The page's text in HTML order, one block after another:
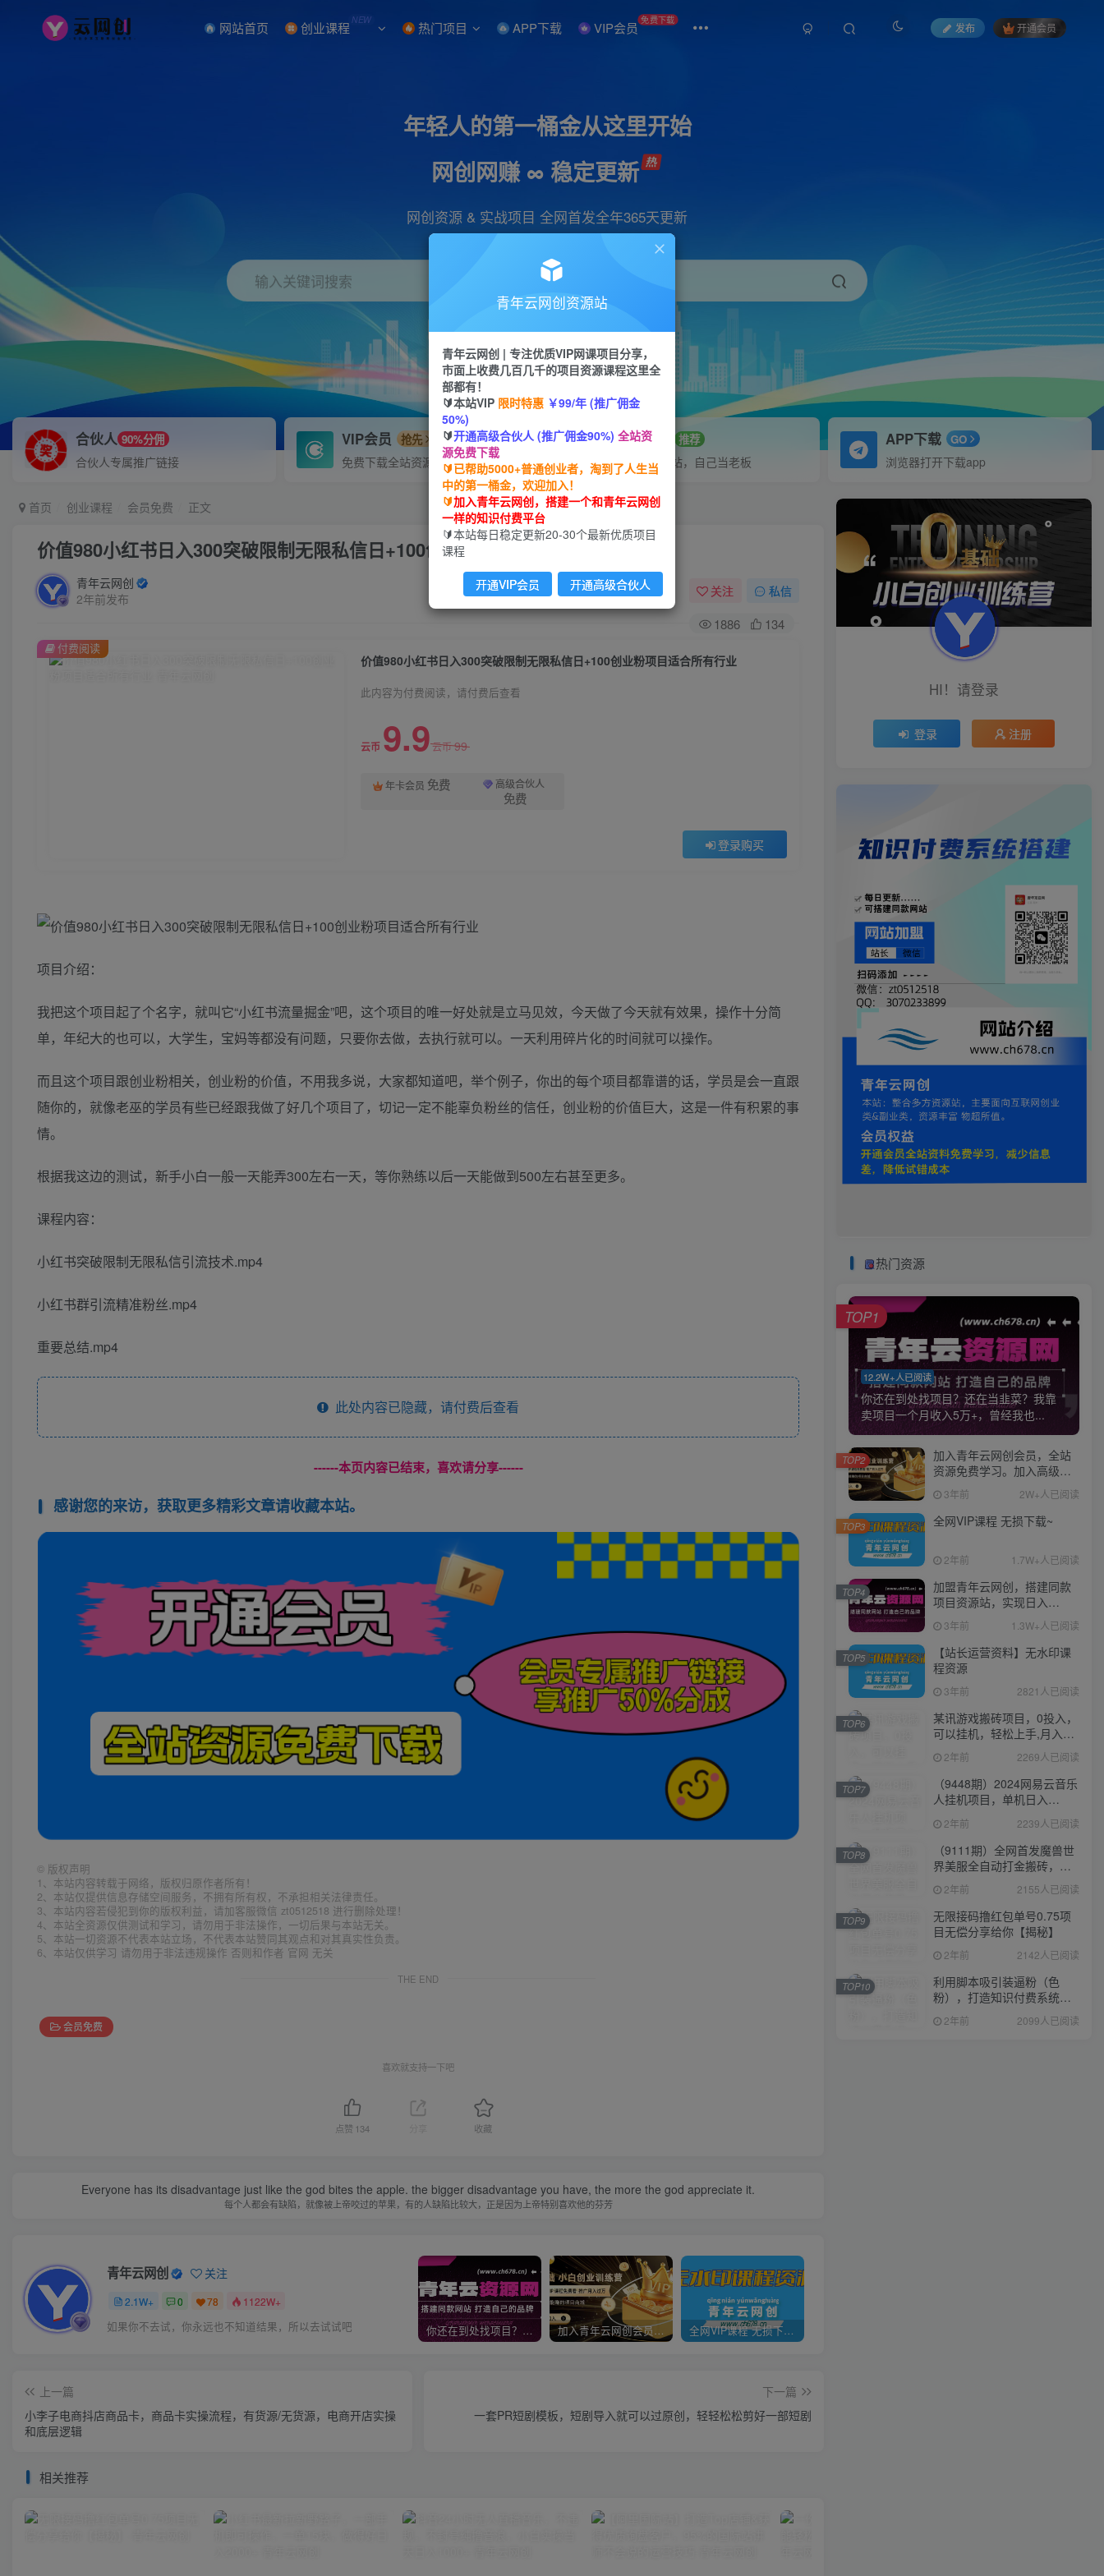
网站首页 创业课程 NEW 热门项目 APP下载 VIP会员 免费下载
发布 开通会员
年轻人的第一桶金从这里开始
网创网赚 ∞ 稳定更新
网创资源 & 实战项目 全网首发全年365天更新
输入关键词搜索
项目 引流 抖音 短视频 剪辑 会员
合伙人 90%分佣
合伙人专属推广链接
VIP会员 抢先
免费下载全站资源
招募站长 推荐
搭建同款网站，自己当老板
APP下载 GO
浏览器打开下载app
首页 创业课程 会员免费 正文
价值980小红书日入300突破限制无限私信日+100创业粉项目适合所有行业
青年云网创
2年前发布
关注 私信
1886 134
价值980小红书日入300突破限制无限私信日+100创业粉项目适合所有行业
此内容为付费阅读，请付费后查看
云币 9.9云币99
年卡会员 免费 高级合伙人
免费
登录购买
付费阅读
项目介绍：
我把这个项目起了个名字，就叫它“小红书流量掘金”吧，这个项目的唯一好处就是立马见效，今天做了今天就有效果，操作十分简
单，年纪大的也可以，大学生，宝妈等都没有问题，只要你去做，去执行就可以。一天利用碎片化的时间就可以操作。
而且这个项目跟创业粉相关，创业粉的价值，不用我多说，大家都知道吧，举个例子，你出的每个项目都靠谱的话，学员是会一直跟
随你的，就像老巫的学员有些已经跟我做了好几个项目了，切记一定不能辜负粉丝的信任，创业粉的价值巨大，这是一件有积累的事
情。
根据我这边的测试，新手小白一般一天能弄300左右一天，等你熟练以后一天能做到500左右甚至更多。
课程内容：
小红书突破限制无限私信引流技术.mp4
小红书群引流精准粉丝.mp4
重要总结.mp4
此处内容已隐藏，请付费后查看
------本页内容已结束，喜欢请分享------
感谢您的来访，获取更多精彩文章请收藏本站。
© 版权声明
1、本站内容转载于网络，版权归原作者所有！
2、本站仅提供信息存储空间服务，不拥有所有权，不承担相关法律责任。
3、本站内容若侵犯到你的版权利益，请加客服微信 zt0512518 进行删除处理！
4、本站全资源仅供测试和学习，请勿用于非法操作，一切后果与本站无关。
5、本站一切资源不代表本站立场，不代表本站赞同其观点和对其真实性负责。
6、本站仅供学习 请勿用于非法违规操作 否则和作者 官网 无关
THE END
会员免费
喜欢就支持一下吧
点赞 134 收藏
Everyone has its disadvantage just like the god bites the apple. the bigger disadvantage you have, the more the god appreciate it.
每个人都会有缺陷，就像被上帝咬过的苹果，有的人缺陷比较大，正是因为上帝特别喜欢他的芬芳
青年云网创 关注
2.1W+ 0 78 1122W+
如果你不去试，你永远也不知道结果，所以去试试吧 你还在到处找项目？还在当韭菜？我靠卖项目一个月收入5万+，曾经我也是个失败者。 加入青年云网创会员，全站资源免费学习。加入高级合伙人，推广日入1000+ 全网VIP课程 无损下载~
上一篇
小李子电商抖店商品卡，商品卡实操流程，有货源/无货源，电商开店实操
和底层逻辑
下一篇
一套PR短剧模板，短剧导入就可以过原创，轻轻松松剪好一部短剧
相关推荐
HI！请登录
登录 注册
热门资源
12.2W+人已阅读
你还在到处找项目？还在当韭菜？我靠
卖项目一个月收入5万+，曾经我也...
TOP1
加入青年云网创会员，全站
资源免费学习。加入高级合
伙人，推广日入1000+
3年前 2W+人已阅读
TOP2
全网VIP课程 无损下载~
2年前 1.7W+人已阅读
TOP3
加盟青年云网创，搭建同款
项目资源站，实现日入
2000+
3年前 1.3W+人已阅读
TOP4
【站长运营资料】无水印课
程资源
3年前 2821人已阅读
TOP5
某讯游戏搬砖项目，0投入，
可以挂机，轻松上手,月入
3000+上不封顶
2年前 2269人已阅读
TOP6
（9448期）2024网易云音乐
人挂机项目，单机日入
150+，无脑月入5000+
2年前 2239人已阅读
TOP7
（9111期）全网首发魔兽世
界美服全自动打金搬砖，日
入1000+，简单好操作，保
姆级教学
2年前 2155人已阅读
TOP8
无限接码撸红包单号0.75项
目无偿分享给你【揭秘】
2年前 2142人已阅读
TOP9
利用脚本吸引装逼粉（色
粉），打造知识付费系统，
附388元美女写真项目
2年前 2099人已阅读
TOP10
青年云网创资源站
青年云网创 | 专注优质VIP网课项目分享，
市面上收费几百几千的项目资源课程这里全
部都有！
🔰本站VIP 限时特惠 ￥99/年 (推广佣金
50%)
🔰开通高级合伙人 (推广佣金90%) 全站资
源免费下载
🔰已帮助5000+普通创业者，淘到了人生当
中的第一桶金，欢迎加入！
🔰加入青年云网创，搭建一个和青年云网创
一样的知识付费平台
🔰本站每日稳定更新20-30个最新优质项目
课程
开通VIP会员 开通高级合伙人